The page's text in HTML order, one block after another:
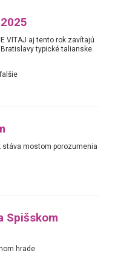
VITAJ aj tento rok zavítajú
typické talianske
stáva mostom porozumenia
Spišskom
hrade